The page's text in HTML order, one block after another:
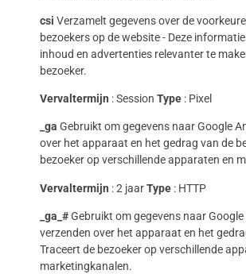
csi Verzamelt gegevens over de
bezoekers op de website - Deze
inhoud en advertenties relevanter te
bezoeker.
Vervaltermijn : Session Type : Pixel
_ga Gebruikt om gegevens naar Google
over het apparaat en het gedrag van de
bezoeker op verschillende apparaten en
Vervaltermijn : 2 jaarType : HTTP
_ga_#Gebruikt om gegevens naar
verzenden over het apparaat en het
Traceert de bezoeker op verschillende
marketingkanalen.